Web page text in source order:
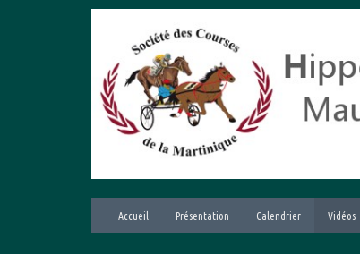
Accueil Présentation Calendrier Vidéos